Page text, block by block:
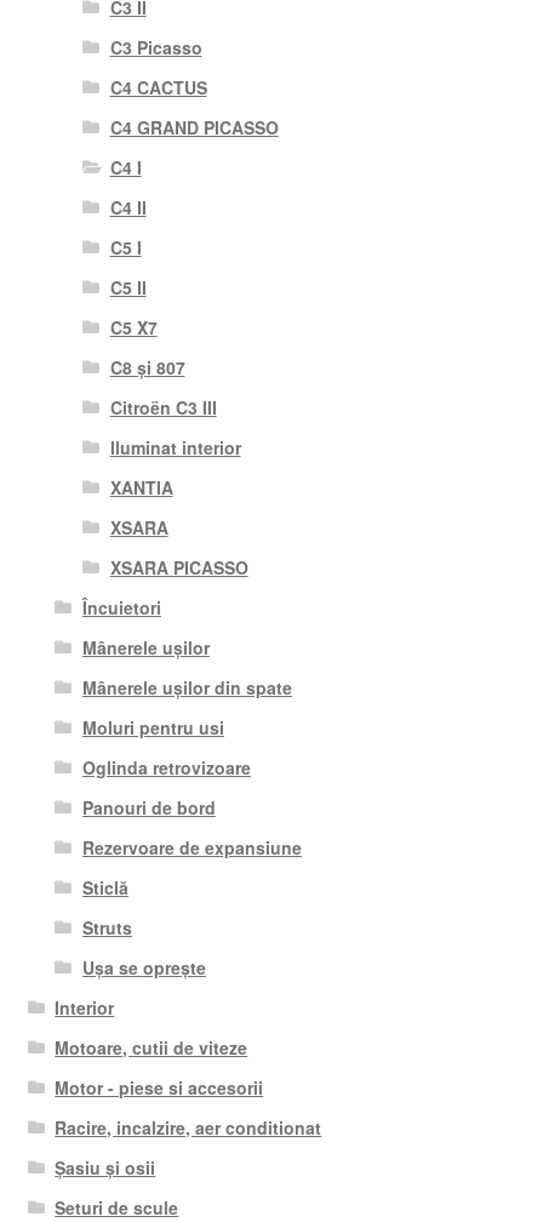
C3 II
C3 Picasso
C4 CACTUS
C4 GRAND PICASSO
C4 I
C4 II
C5 I
C5 II
C5 X7
C8 și 807
Citroën C3 III
Iluminat interior
XANTIA
XSARA
XSARA PICASSO
Încuietori
Mânerele ușilor
Mânerele ușilor din spate
Moluri pentru usi
Oglinda retrovizoare
Panouri de bord
Rezervoare de expansiune
Sticlă
Struts
Ușa se oprește
Interior
Motoare, cutii de viteze
Motor - piese si accesorii
Racire, incalzire, aer conditionat
Șasiu și osii
Seturi de scule